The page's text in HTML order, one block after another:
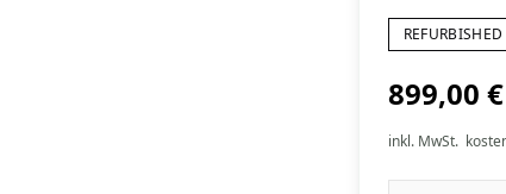
899,00 €
inkl. MwSt.